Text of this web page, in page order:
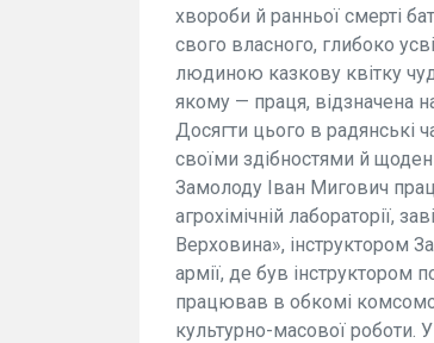
хвороби й ранньої смерті
свого власного, глибоко
людиною казкову квітку
якому — праця, відзначена
Досягти цього в радянські
своїми здібностями й
Замолоду Іван Мигович
агрохімічній лабораторії,
Верховина», інструктором
армії, де був інструктором
працював в обкомі
культурно-масової роботи.